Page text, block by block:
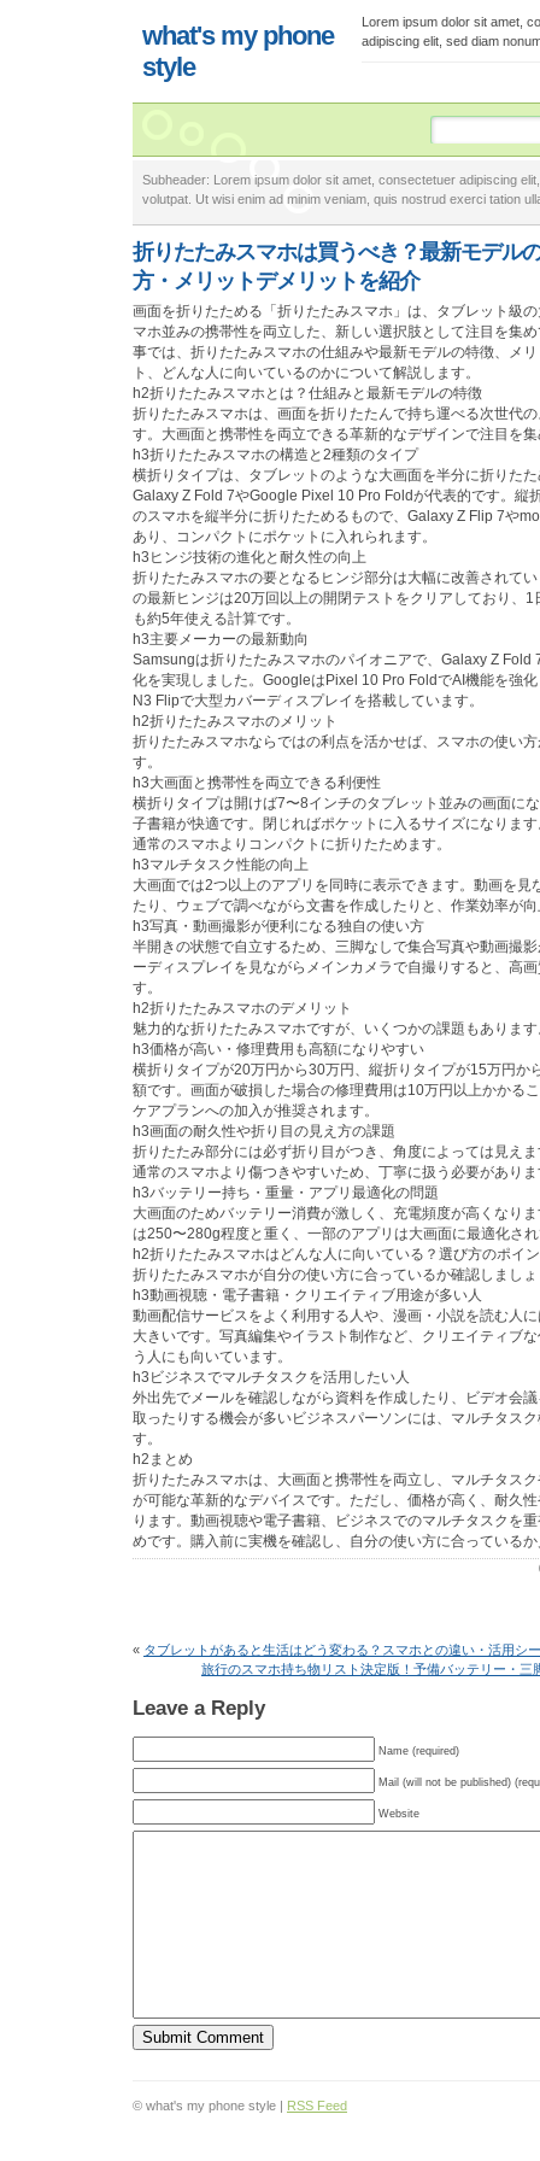
Lorem ipsum dolor sit amet,
adipiscing elit, sed diam
what's my phone
style
Subheader: Lorem ipsum dolor sit amet, consectetuer adipiscing
volutpat. Ut wisi enim ad minim veniam, quis nostrud exerci tation
折りたたみスマホは買うべき？最新モデル
方・メリットデメリットを紹介
画面を折りたためる「折りたたみスマホ」は、タブレット級
マホ並みの携帯性を両立した、新しい選択肢として注目を集
事では、折りたたみスマホの仕組みや最新モデルの特徴、メ
ト、どんな人に向いているのかについて解説します。
h2折りたたみスマホとは？仕組みと最新モデルの特徴
折りたたみスマホは、画面を折りたたんで持ち運べる次世代
す。大画面と携帯性を両立できる革新的なデザインで注目を
h3折りたたみスマホの構造と2種類のタイプ
横折りタイプは、タブレットのような大画面を半分に折りた
Galaxy Z Fold 7やGoogle Pixel 10 Pro Foldが代表的です。縦
のスマホを縦半分に折りたためるもので、Galaxy Z Flip 7や
あり、コンパクトにポケットに入れられます。
h3ヒンジ技術の進化と耐久性の向上
折りたたみスマホの要となるヒンジ部分は大幅に改善されて
の最新ヒンジは20万回以上の開閉テストをクリアしており、1
も約5年使える計算です。
h3主要メーカーの最新動向
Samsungは折りたたみスマホのパイオニアで、Galaxy Z Fold
化を実現しました。GoogleはPixel 10 Pro FoldでAI機能を強
N3 Flipで大型カバーディスプレイを搭載しています。
h2折りたたみスマホのメリット
折りたたみスマホならではの利点を活かせば、スマホの使い
す。
h3大画面と携帯性を両立できる利便性
横折りタイプは開けば7〜8インチのタブレット並みの画面に
子書籍が快適です。閉じればポケットに入るサイズになりま
通常のスマホよりコンパクトに折りたためます。
h3マルチタスク性能の向上
大画面では2つ以上のアプリを同時に表示できます。動画を見
たり、ウェブで調べながら文書を作成したりと、作業効率が
h3写真・動画撮影が便利になる独自の使い方
半開きの状態で自立するため、三脚なしで集合写真や動画撮
ーディスプレイを見ながらメインカメラで自撮りすると、高
す。
h2折りたたみスマホのデメリット
魅力的な折りたたみスマホですが、いくつかの課題もありま
h3価格が高い・修理費用も高額になりやすい
横折りタイプが20万円から30万円、縦折りタイプが15万円か
額です。画面が破損した場合の修理費用は10万円以上かかる
ケアプランへの加入が推奨されます。
h3画面の耐久性や折り目の見え方の課題
折りたたみ部分には必ず折り目がつき、角度によっては見え
通常のスマホより傷つきやすいため、丁寧に扱う必要があり
h3バッテリー持ち・重量・アプリ最適化の問題
大画面のためバッテリー消費が激しく、充電頻度が高くなり
は250〜280g程度と重く、一部のアプリは大画面に最適化さ
h2折りたたみスマホはどんな人に向いている？選び方のポイ
折りたたみスマホが自分の使い方に合っているか確認しまし
h3動画視聴・電子書籍・クリエイティブ用途が多い人
動画配信サービスをよく利用する人や、漫画・小説を読む人
大きいです。写真編集やイラスト制作など、クリエイティブ
う人にも向いています。
h3ビジネスでマルチタスクを活用したい人
外出先でメールを確認しながら資料を作成したり、ビデオ会
取ったりする機会が多いビジネスパーソンには、マルチタス
す。
h2まとめ
折りたたみスマホは、大画面と携帯性を両立し、マルチタス
が可能な革新的なデバイスです。ただし、価格が高く、耐久
ります。動画視聴や電子書籍、ビジネスでのマルチタスクを
めです。購入前に実機を確認し、自分の使い方に合っている
« タブレットがあると生活はどう変わる？スマホとの違い・活用シ
旅行のスマホ持ち物リスト決定版！予備バッテリー・三
Leave a Reply
Name (required)
Mail (will not be published)
Website
© what's my phone style | RSS Feed